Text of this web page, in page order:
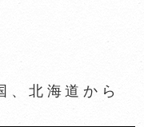
、北海道から